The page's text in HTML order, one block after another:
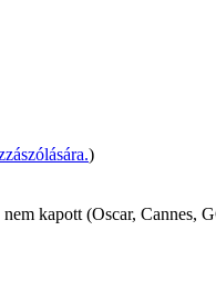
)
kapott (Oscar,